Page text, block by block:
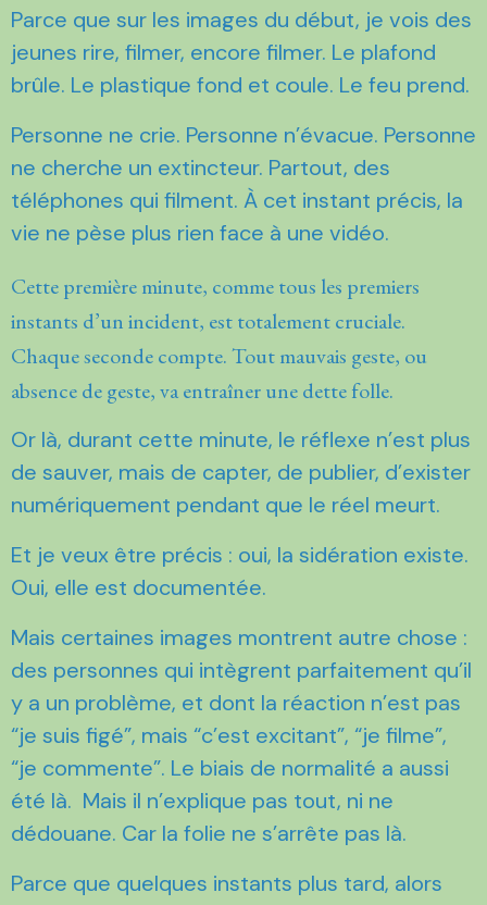
Parce que sur les images du début, je vois des
jeunes rire, filmer, encore filmer. Le plafond
brûle. Le plastique fond et coule. Le feu prend.
Personne ne crie. Personne n’évacue. Personne
ne cherche un extincteur. Partout, des
téléphones qui filment. À cet instant précis, la
vie ne pèse plus rien face à une vidéo.
Cette première minute, comme tous les premiers
instants d’un incident, est totalement cruciale.
Chaque seconde compte. Tout mauvais geste, ou
absence de geste, va entraîner une dette folle.
Or là, durant cette minute, le réflexe n’est plus
de sauver, mais de capter, de publier, d’exister
numériquement pendant que le réel meurt.
Et je veux être précis : oui, la sidération existe.
Oui, elle est documentée.
Mais certaines images montrent autre chose :
des personnes qui intègrent parfaitement qu’il
y a un problème, et dont la réaction n’est pas
“je suis figé”, mais “c’est excitant”, “je filme”,
“je commente”. Le biais de normalité a aussi
été là. Mais il n’explique pas tout, ni ne
dédouane. Car la folie ne s’arrête pas là.
Parce que quelques instants plus tard, alors